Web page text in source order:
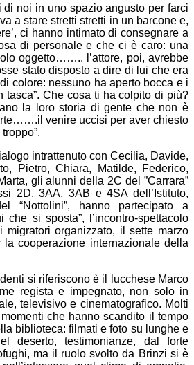
di noi in uno spazio angusto per farci
a stare stretti stretti in un barcone e,
ci hanno intimato di consegnare a
di personale e che ci è caro: una
oggetto…….. l’attore, poi, avrebbe
stato disposto a dire di lui che era
colore: nessuno ha aperto bocca e i
tasca”. Che cosa ti ha colpito di più?
la loro storia di gente che non è
venire uccisi per aver chiesto
intrattenuto con Cecilia, Davide,
Pietro, Chiara, Matilde, Federico,
, gli alunni della 2C del ”Carrara”
2D, 3AA,3AB e 4SA dell’Istituto,
hanno partecipato a
che si sposta”,
l’incontro-spettacolo
migratori organizzato, il sette marzo
la cooperazione internazionale della
si riferiscono è il lucchese Marco
regista e impegnato, non solo in
televisivo e cinematografico. Molti
che hanno scandito il tempo
biblioteca: filmati e foto su lunghe e
deserto, testimonianze, dal forte
ma il ruolo svolto da Brinzi si è